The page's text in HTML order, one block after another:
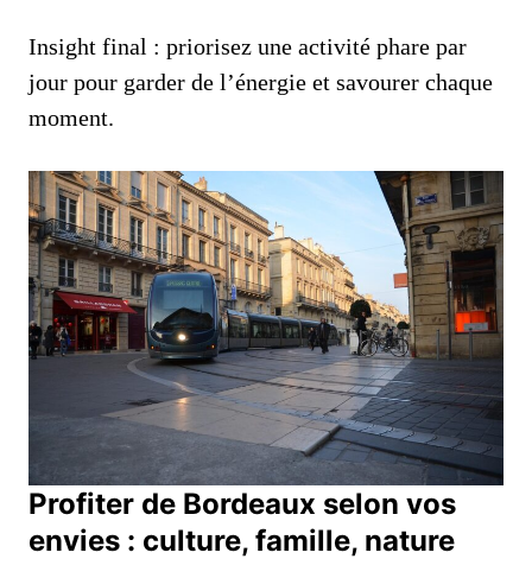
Insight final : priorisez une activité phare par
jour pour garder de l’énergie et savourer chaque
moment.
Profiter de Bordeaux selon vos
envies : culture, famille, nature